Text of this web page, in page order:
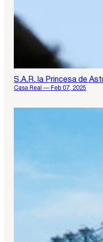
S.A.R. la Princesa de
Casa Real — Feb 07, 2025